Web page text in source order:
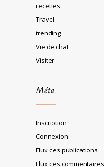
recettes
Travel
trending
Vie de chat
Visiter
Méta
Inscription
Connexion
Flux des publications
Flux des commentaires